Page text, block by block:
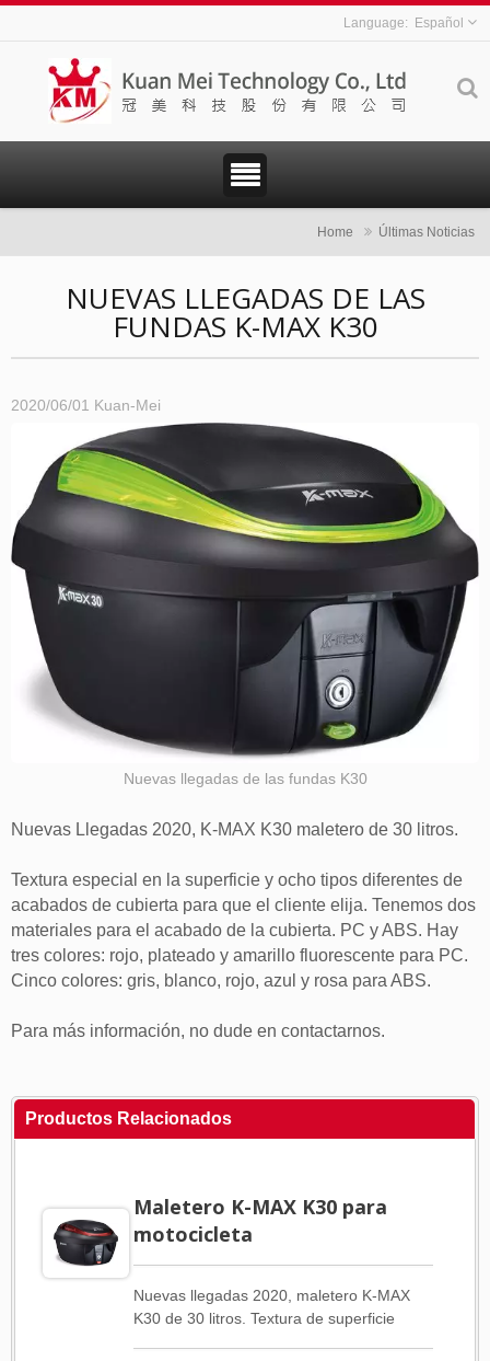
Español
Home Últimas Noticias
NUEVAS LLEGADAS DE LAS
FUNDAS K-MAX K30
2020/06/01 Kuan-Mei
Nuevas llegadas de las fundas K30
Nuevas Llegadas 2020, K-MAX K30 maletero de 30 litros.
Textura especial en la superficie y ocho tipos diferentes de
acabados de cubierta para que el cliente elija. Tenemos dos
materiales para el acabado de la cubierta. PC y ABS. Hay
tres colores: rojo, plateado y amarillo fluorescente para PC.
Cinco colores: gris, blanco, rojo, azul y rosa para ABS.
Para más información, no dude en contactarnos.
Productos Relacionados
Maletero K-MAX K30 para
motocicleta
Nuevas llegadas 2020, maletero K-MAX
K30 de 30 litros. Textura de superficie